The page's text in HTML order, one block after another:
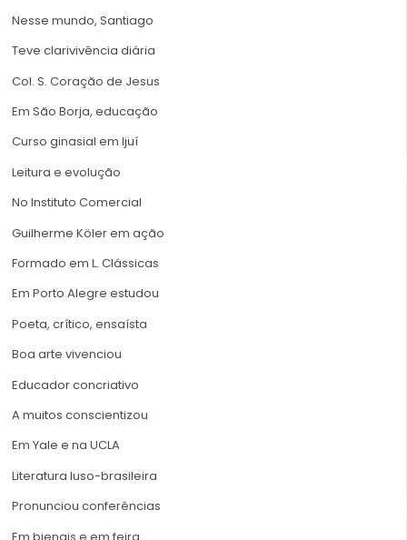
Nesse mundo, Santiago
Teve clarivivência diária
Col. S. Coração de Jesus
Em São Borja, educação
Curso ginasial em Ijuí
Leitura e evolução
No Instituto Comercial
Guilherme Köler em ação
Formado em L. Clássicas
Em Porto Alegre estudou
Poeta, crítico, ensaísta
Boa arte vivenciou
Educador concriativo
A muitos conscientizou
Em Yale e na UCLA
Literatura luso-brasileira
Pronunciou conferências
Em bienais e em feira